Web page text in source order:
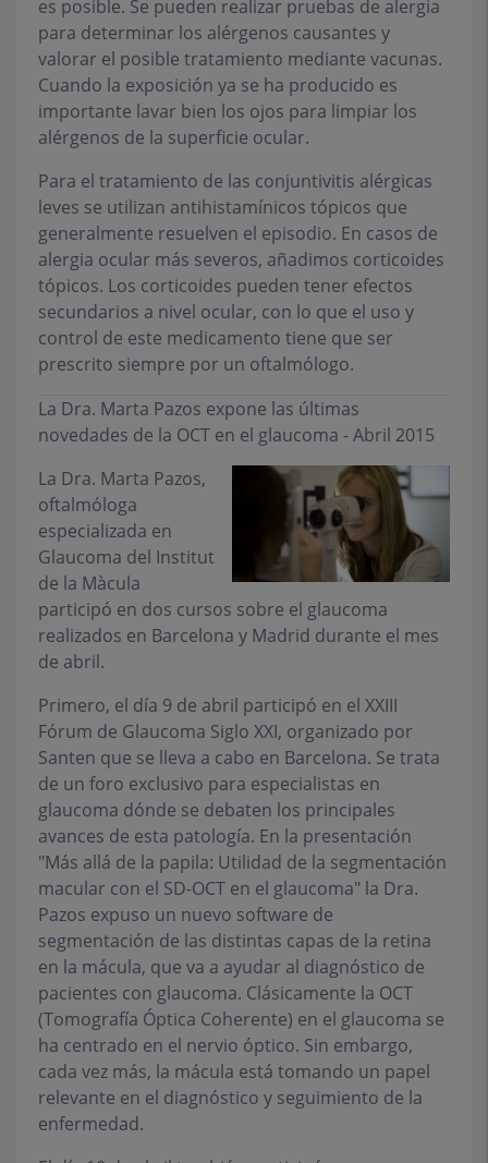
es posible. Se pueden realizar pruebas de alergia
para determinar los alérgenos causantes y
valorar el posible tratamiento mediante vacunas.
Cuando la exposición ya se ha producido es
importante lavar bien los ojos para limpiar los
alérgenos de la superficie ocular.
Para el tratamiento de las conjuntivitis alérgicas
leves se utilizan antihistamínicos tópicos que
generalmente resuelven el episodio. En casos de
alergia ocular más severos, añadimos corticoides
tópicos. Los corticoides pueden tener efectos
secundarios a nivel ocular, con lo que el uso y
control de este medicamento tiene que ser
prescrito siempre por un oftalmólogo.
La Dra. Marta Pazos expone las últimas
novedades de la OCT en el glaucoma - Abril 2015
La Dra. Marta Pazos,
oftalmóloga
especializada en
Glaucoma del Institut
de la Màcula
participó en dos cursos sobre el glaucoma
realizados en Barcelona y Madrid durante el mes
de abril.
Primero, el día 9 de abril participó en el XXIII
Fórum de Glaucoma Siglo XXI, organizado por
Santen que se lleva a cabo en Barcelona. Se trata
de un foro exclusivo para especialistas en
glaucoma dónde se debaten los principales
avances de esta patología. En la presentación
"Más allá de la papila: Utilidad de la segmentación
macular con el SD-OCT en el glaucoma" la Dra.
Pazos expuso un nuevo software de
segmentación de las distintas capas de la retina
en la mácula, que va a ayudar al diagnóstico de
pacientes con glaucoma. Clásicamente la OCT
(Tomografía Óptica Coherente) en el glaucoma se
ha centrado en el nervio óptico. Sin embargo,
cada vez más, la mácula está tomando un papel
relevante en el diagnóstico y seguimiento de la
enfermedad.